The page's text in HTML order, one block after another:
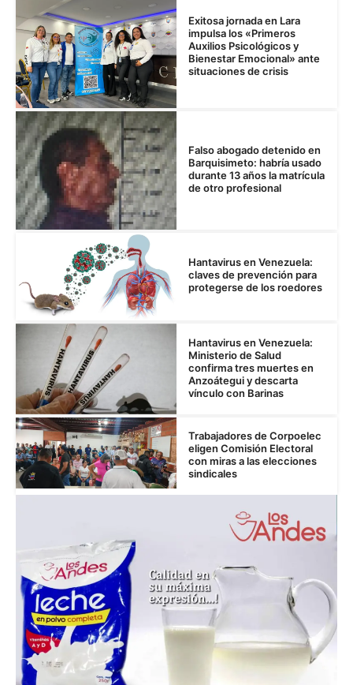
Exitosa jornada en Lara
impulsa los «Primeros
Auxilios Psicológicos y
Bienestar Emocional» ante
situaciones de crisis
Falso abogado detenido en
Barquisimeto: habría usado
durante 13 años la matrícula
de otro profesional
Hantavirus en Venezuela:
claves de prevención para
protegerse de los roedores
Hantavirus en Venezuela:
Ministerio de Salud
confirma tres muertes en
Anzoátegui y descarta
vínculo con Barinas
Trabajadores de Corpoelec
eligen Comisión Electoral
con miras a las elecciones
sindicales